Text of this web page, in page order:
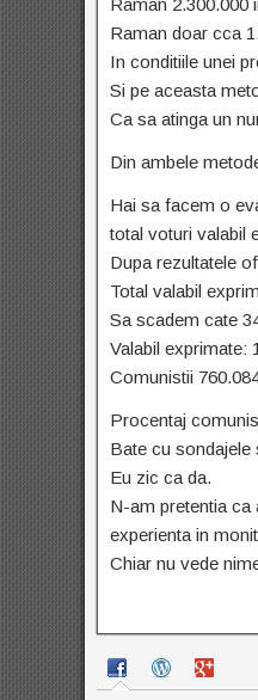
Raman doar cca
In conditiile unei
Si pe aceasta
Ca sa atinga un
Din ambele
Hai sa facem o
total voturi valabil
Dupa rezultatele
Total valabil
Sa scadem cate
Valabil exprimate:
Comunistii
Procentaj
Bate cu
Eu zic ca da.
N-am pretentia ca
experienta in
Chiar nu vede